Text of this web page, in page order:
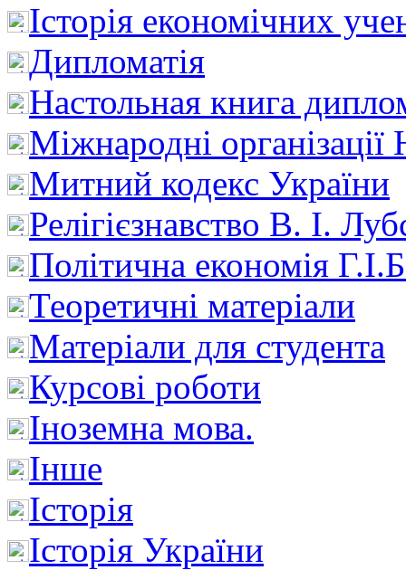
Історія економічних
Дипломатія
Настольная книга
Міжнародні
Митний кодекс України
Релігієзнавство В. І.
Політична економія
Теоретичні матеріали
Матеріали для студента
Курсові роботи
Іноземна мова.
Інше
Історія
Історія України